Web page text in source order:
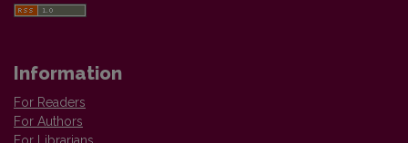
Information
For Readers
For Authors